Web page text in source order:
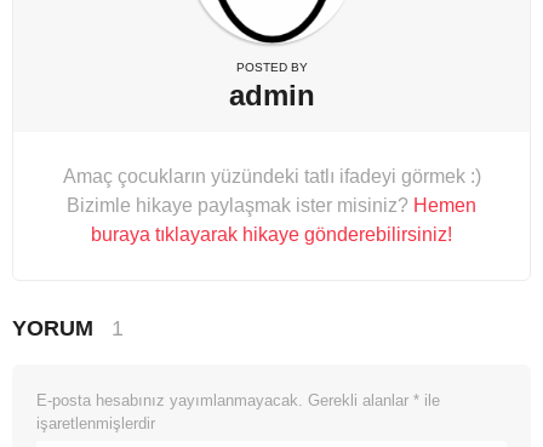
POSTED BY
admin
Amaç çocukların yüzündeki tatlı ifadeyi görmek :)
Bizimle hikaye paylaşmak ister misiniz? Hemen
buraya tıklayarak hikaye gönderebilirsiniz!
YORUM 1
E-posta hesabınız yayımlanmayacak. Gerekli alanlar * ile
işaretlenmişlerdir